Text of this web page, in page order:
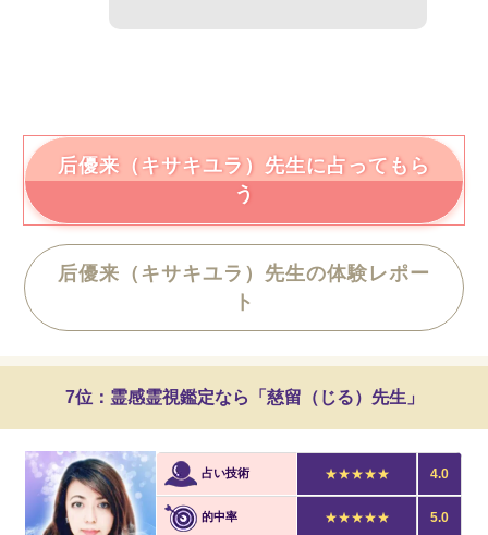
后優来（キサキユラ） 先生に占ってもら
う
后優来（キサキユラ）先生の体験レポー
ト
7位：霊感霊視鑑定なら「慈留（じる）先生」
占い技術 ★★★★★ 4.0
的中率 ★★★★★ 5.0